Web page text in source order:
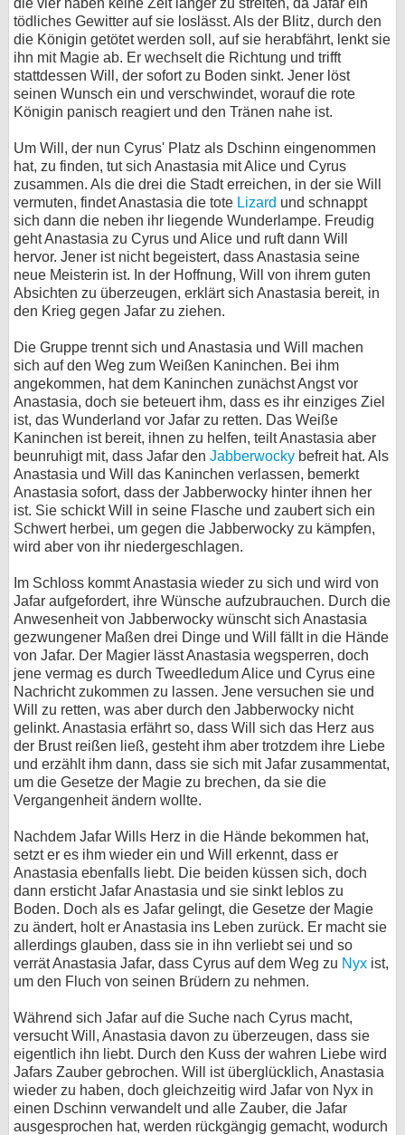
die vier haben keine Zeit länger zu streiten, da Jafar ein
tödliches Gewitter auf sie loslässt. Als der Blitz, durch den
die Königin getötet werden soll, auf sie herabfährt, lenkt sie
ihn mit Magie ab. Er wechselt die Richtung und trifft
stattdessen Will, der sofort zu Boden sinkt. Jener löst
seinen Wunsch ein und verschwindet, worauf die rote
Königin panisch reagiert und den Tränen nahe ist.
Um Will, der nun Cyrus' Platz als Dschinn eingenommen
hat, zu finden, tut sich Anastasia mit Alice und Cyrus
zusammen. Als die drei die Stadt erreichen, in der sie Will
vermuten, findet Anastasia die tote Lizard und schnappt
sich dann die neben ihr liegende Wunderlampe. Freudig
geht Anastasia zu Cyrus und Alice und ruft dann Will
hervor. Jener ist nicht begeistert, dass Anastasia seine
neue Meisterin ist. In der Hoffnung, Will von ihrem guten
Absichten zu überzeugen, erklärt sich Anastasia bereit, in
den Krieg gegen Jafar zu ziehen.
Die Gruppe trennt sich und Anastasia und Will machen
sich auf den Weg zum Weißen Kaninchen. Bei ihm
angekommen, hat dem Kaninchen zunächst Angst vor
Anastasia, doch sie beteuert ihm, dass es ihr einziges Ziel
ist, das Wunderland vor Jafar zu retten. Das Weiße
Kaninchen ist bereit, ihnen zu helfen, teilt Anastasia aber
beunruhigt mit, dass Jafar den Jabberwocky befreit hat. Als
Anastasia und Will das Kaninchen verlassen, bemerkt
Anastasia sofort, dass der Jabberwocky hinter ihnen her
ist. Sie schickt Will in seine Flasche und zaubert sich ein
Schwert herbei, um gegen die Jabberwocky zu kämpfen,
wird aber von ihr niedergeschlagen.
Im Schloss kommt Anastasia wieder zu sich und wird von
Jafar aufgefordert, ihre Wünsche aufzubrauchen. Durch die
Anwesenheit von Jabberwocky wünscht sich Anastasia
gezwungener Maßen drei Dinge und Will fällt in die Hände
von Jafar. Der Magier lässt Anastasia wegsperren, doch
jene vermag es durch Tweedledum Alice und Cyrus eine
Nachricht zukommen zu lassen. Jene versuchen sie und
Will zu retten, was aber durch den Jabberwocky nicht
gelinkt. Anastasia erfährt so, dass Will sich das Herz aus
der Brust reißen ließ, gesteht ihm aber trotzdem ihre Liebe
und erzählt ihm dann, dass sie sich mit Jafar zusammentat,
um die Gesetze der Magie zu brechen, da sie die
Vergangenheit ändern wollte.
Nachdem Jafar Wills Herz in die Hände bekommen hat,
setzt er es ihm wieder ein und Will erkennt, dass er
Anastasia ebenfalls liebt. Die beiden küssen sich, doch
dann ersticht Jafar Anastasia und sie sinkt leblos zu
Boden. Doch als es Jafar gelingt, die Gesetze der Magie
zu ändert, holt er Anastasia ins Leben zurück. Er macht sie
allerdings glauben, dass sie in ihn verliebt sei und so
verrät Anastasia Jafar, dass Cyrus auf dem Weg zu Nyx ist,
um den Fluch von seinen Brüdern zu nehmen.
Während sich Jafar auf die Suche nach Cyrus macht,
versucht Will, Anastasia davon zu überzeugen, dass sie
eigentlich ihn liebt. Durch den Kuss der wahren Liebe wird
Jafars Zauber gebrochen. Will ist überglücklich, Anastasia
wieder zu haben, doch gleichzeitig wird Jafar von Nyx in
einen Dschinn verwandelt und alle Zauber, die Jafar
ausgesprochen hat, werden rückgängig gemacht, wodurch